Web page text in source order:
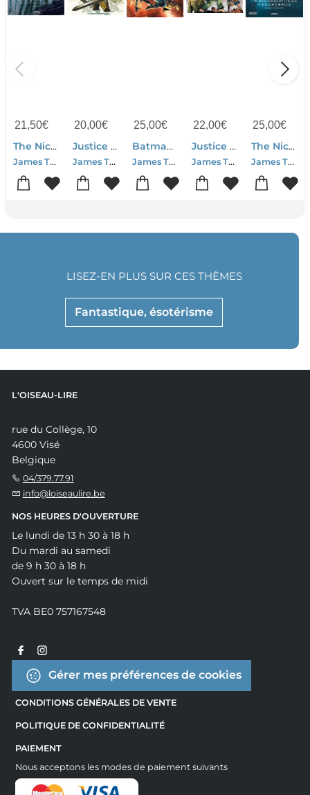
21,50€
The Nice House On The Lake Tome 2
James Tynion Iv-Alvaro Martinez
20,00€
Justice League Dark Tome 3 : Guerre Magique
James Tynion Iv-Alvaro Martinez-Guillem March
25,00€
Batman : L'ombre Des Batmen
James Tynion Iv-Alvaro Martinez Bueno-Marcio Takara-Christian Duce
22,00€
Justice League Dark Tome 2 : Les Seigneurs De L'ordre
James Tynion Iv-Alvaro Martinez-Guillem March
25,00€
The Nice House By The Sea Tome 1
James Tynion Iv-Alvaro Martinez Bueno
Fantastique, ésotérisme
LISEZ-EN PLUS SUR CES THÈMES
L'OISEAU-LIRE
rue du Collège, 10
4600 Visé
Belgique
04/379.77.91
info@loiseaulire.be
NOS HEURES D'OUVERTURE
Le lundi de 13 h 30 à 18 h
Du mardi au samedi
de 9 h 30 à 18 h
Ouvert sur le temps de midi
TVA BE0 757167548
Gérer mes préférences de cookies
CONDITIONS GÉNÉRALES DE VENTE
POLITIQUE DE CONFIDENTIALITÉ
PAIEMENT
Nous acceptons les modes de paiement suivants